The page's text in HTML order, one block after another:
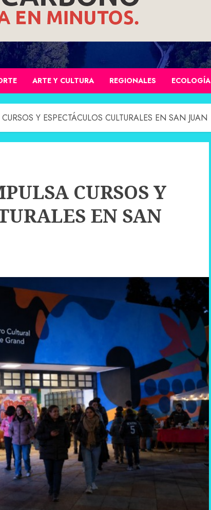
ARTE Y CULTURA REGIONALES ECOLOGÍA
Y ESPECTÁCULOS CULTURALES EN SAN JUAN
CURSOS Y
EN SAN